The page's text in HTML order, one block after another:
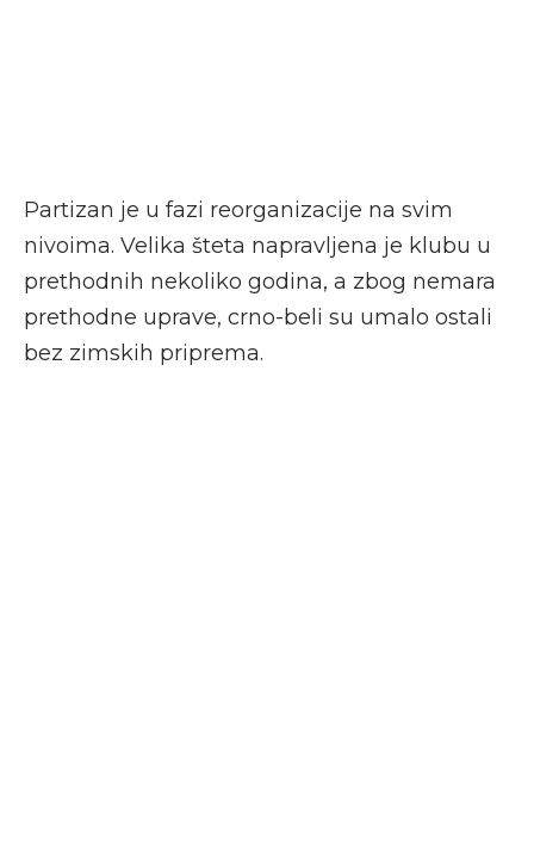
Partizan je u fazi reorganizacije na svim
nivoima. Velika šteta napravljena je klubu u
prethodnih nekoliko godina, a zbog nemara
prethodne uprave, crno-beli su umalo ostali
bez zimskih priprema.